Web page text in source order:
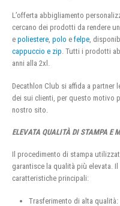
L’offerta abbigliamento
cercano dei prodotti da rendere
e poliestere, polo e felpe,
cappuccio e zip. Tutti i prodotti
anni alla 2xl.
Decathlon Club si affida a
dei sui clienti, per questo motivo
nostro sito.
ELEVATA QUALITÀ DI STAMPA E
Il procedimento di stampa
garantisce la qualità più elevata.
caratteristiche principali:
Trasferimento di alta qualità: